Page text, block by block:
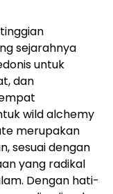
sejarahnya
untuk
dan
wild alchemy
merupakan
sesuai dengan
yang radikal
Dengan hati-